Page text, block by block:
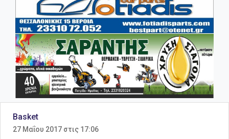
Basket
27 Μαΐου 2017 στις 17:06